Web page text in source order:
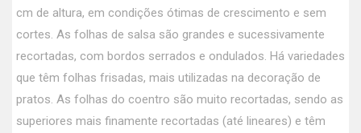
cm de altura, em condições ótimas de crescimento e sem
cortes. As folhas de salsa são grandes e sucessivamente
recortadas, com bordos serrados e ondulados. Há variedades
que têm folhas frisadas, mais utilizadas na decoração de
pratos. As folhas do coentro são muito recortadas, sendo as
superiores mais finamente recortadas (até lineares) e têm